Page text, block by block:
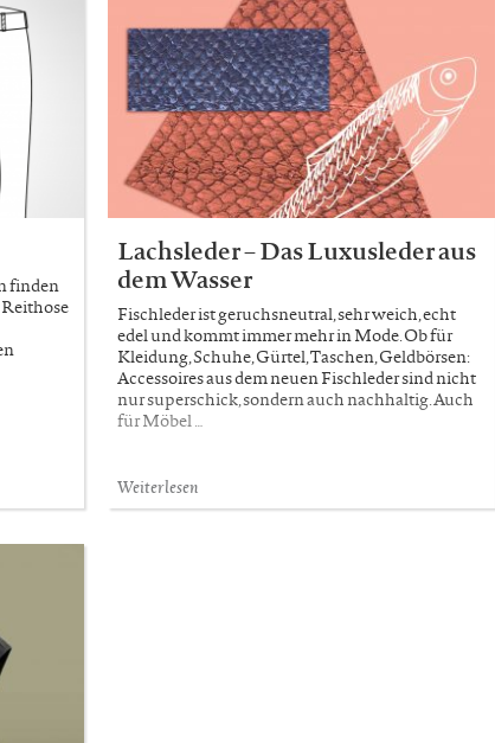
finden
Lachsleder – Das Luxusleder aus
dem Wasser
Fischleder ist geruchsneutral, sehr weich, echt
edel und kommt immer mehr in Mode. Ob für
Kleidung, Schuhe, Gürtel, Taschen, Geldbörsen:
Accessoires aus dem neuen Fischleder sind nicht
nur superschick, sondern auch nachhaltig. Auch
für Möbel …
Weiterlesen